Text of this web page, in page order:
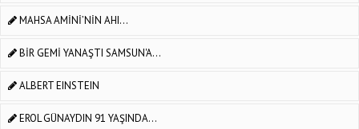
MAHSA AMİNİ’NİN AHI...
BİR GEMİ YANAŞTI SAMSUN'A...
ALBERT EINSTEIN
EROL GÜNAYDIN 91 YAŞINDA...